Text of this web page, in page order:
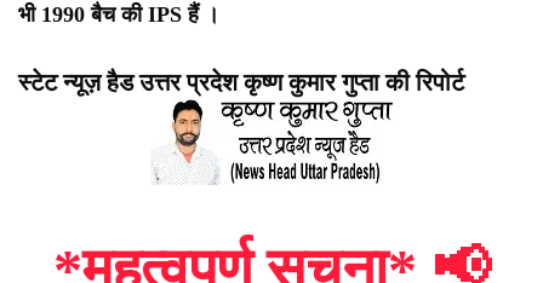
भी 1990 बैच की IPS हैं ।
स्टेट न्यूज़ हैड उत्तर प्रदेश कृष्ण कुमार गुप्ता की रिपोर्ट
*महत्वपूर्ण सूचना* 📢